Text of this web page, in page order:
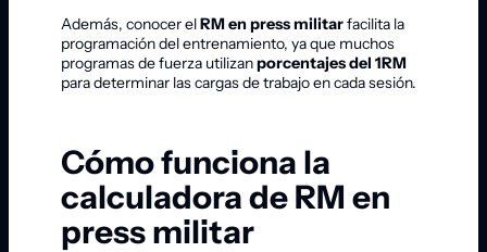
Además, conocer elRM en press militarfacilita la
programación del entrenamiento, ya que muchos
programas de fuerza utilizanporcentajes del 1RM
para determinar las cargas de trabajo en cada sesión.
Cómo funciona la
calculadora de RM en
press militar